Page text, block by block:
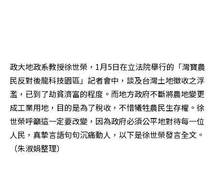
政大地政系教授徐世榮，1月5日在立法院舉行的「灣寶農
民反對後龍科技園區」記者會中，談及台灣土地徵收之浮
濫，已到了劫貧濟富的程度。而地方政府不斷將農地變更
成工業用地，目的是為了稅收，不惜犧牲農民生存權。徐
世榮呼籲這一定要改變，因為政府必須公平地對待每一位
人民，真摯言語句句沉痛動人，以下是徐世榮發言全文。
（朱淑娟整理）